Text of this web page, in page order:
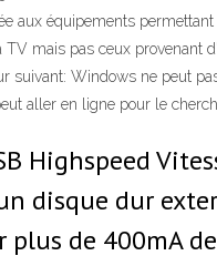
aux équipements
mais pas ceux provenant
suivant: Windows ne peut
aller en ligne pour le
Highspeed
disque dur
de 400mA